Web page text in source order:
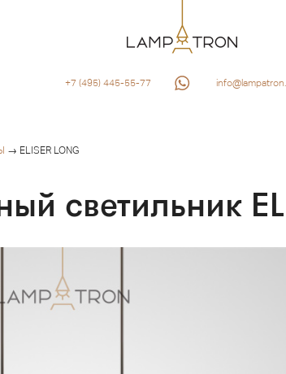
+7 (495) 445-55-77
→ ELISER LONG
светильник